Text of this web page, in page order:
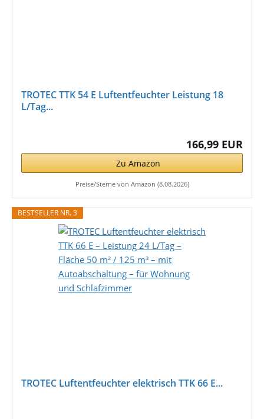
TROTEC TTK 54 E Luftentfeuchter Leistung 18
L/Tag...
166,99 EUR
Zu Amazon
Preise/Sterne von Amazon (8.08.2026)
BESTSELLER NR. 3
TROTEC Luftentfeuchter elektrisch TTK 66 E...